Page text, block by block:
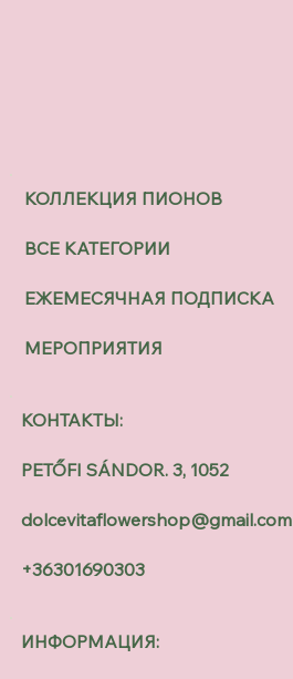
КОЛЛЕКЦИЯ ПИОНОВ
ВСЕ КАТЕГОРИИ
ЕЖЕМЕСЯЧНАЯ ПОДПИСКА
МЕРОПРИЯТИЯ
ИНФОРМАЦИЯ:
КОНТАКТЫ:
PETŐFI SÁNDOR. 3, 1052
dolcevitaflowershop@gmail.com
+36301690303